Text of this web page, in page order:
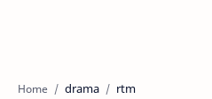
Home drama rtm